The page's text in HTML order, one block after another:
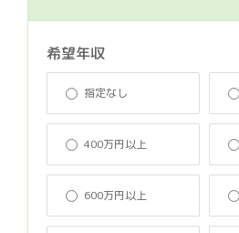
希望年収
指定なし
400万円以上
600万円以上